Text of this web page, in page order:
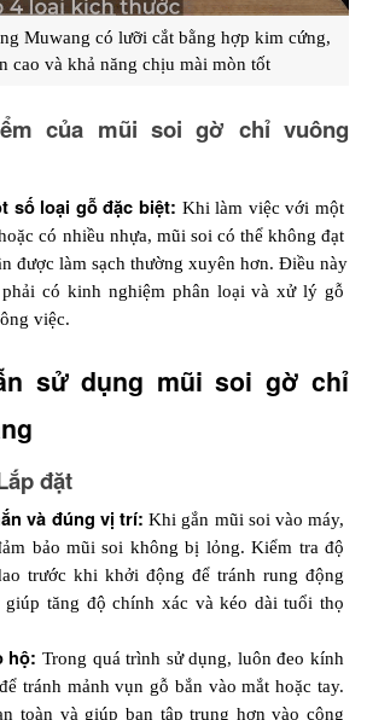
Muwang có lưỡi cắt bằng hợp kim cứng,
cao và khả năng chịu mài mòn tốt
của mũi soi gờ chỉ vuông
số loại gỗ đặc biệt: Khi làm việc với một
có nhiều nhựa, mũi soi có thể không đạt
được làm sạch thường xuyên hơn. Điều này
có kinh nghiệm phân loại và xử lý gỗ
việc.
sử dụng mũi soi gờ chỉ
đặt
và đúng vị trí: Khi gắn mũi soi vào máy,
bảo mũi soi không bị lỏng. Kiểm tra độ
trước khi khởi động để tránh rung động
giúp tăng độ chính xác và kéo dài tuổi thọ
hộ: Trong quá trình sử dụng, luôn đeo kính
tránh mảnh vụn gỗ bắn vào mắt hoặc tay.
toàn và giúp bạn tập trung hơn vào công